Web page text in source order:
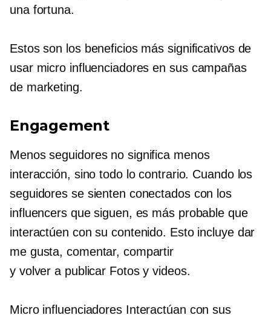
una fortuna.
Estos son los beneficios más significativos de
usar micro influenciadores en sus campañas
de marketing.
Engagement
Menos seguidores no significa menos
interacción, sino todo lo contrario. Cuando los
seguidores se sienten conectados con los
influencers que siguen, es más probable que
interactúen con su contenido. Esto incluye dar
me gusta, comentar, compartir
y volver a publicar Fotos y videos.
Micro influenciadoresInteractúan con sus